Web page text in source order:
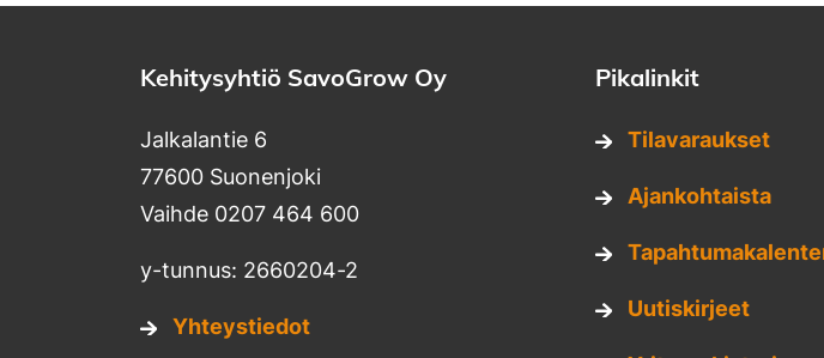
Kehitysyhtiö SavoGrow Oy
Jalkalantie 6
77600 Suonenjoki
Vaihde 0207 464 600
y-tunnus: 2660204-2
Yhteystiedot
Pikalinkit
Tilavaraukset
Ajankohtaista
Uutiskirjeet